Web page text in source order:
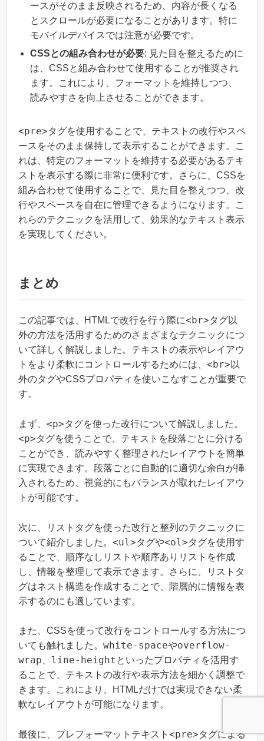
ースがそのまま反映されるため、内容が長くなる
とスクロールが必要になることがあります。特に
モバイルデバイスでは注意が必要です。
CSSとの組み合わせが必要: 見た目を整えるために
は、CSSと組み合わせて使用することが推奨され
ます。これにより、フォーマットを維持しつつ、
読みやすさを向上させることができます。
<pre>タグを使用することで、テキストの改行やスペ
ースをそのまま保持して表示することができます。こ
れは、特定のフォーマットを維持する必要があるテキ
ストを表示する際に非常に便利です。さらに、CSSを
組み合わせて使用することで、見た目を整えつつ、改
行やスペースを自在に管理できるようになります。こ
れらのテクニックを活用して、効果的なテキスト表示
を実現してください。
まとめ
この記事では、HTMLで改行を行う際に<br>タグ以
外の方法を活用するためのさまざまなテクニックにつ
いて詳しく解説しました。テキストの表示やレイアウ
トをより柔軟にコントロールするためには、 <br>以
外のタグやCSSプロパティを使いこなすことが重要で
す。
まず、 <p>タグを使った改行について解説しました。
<p>タグを使うことで、テキストを段落ごとに分ける
ことができ、読みやすく整理されたレイアウトを簡単
に実現できます。段落ごとに自動的に適切な余白が挿
入されるため、視覚的にもバランスが取れたレイアウ
トが可能です。
次に、リストタグを使った改行と整列のテクニックに
ついて紹介しました。 <ul>タグや<ol>タグを使用す
ることで、順序なしリストや順序ありリストを作成
し、情報を整理して表示できます。さらに、リストタ
グはネスト構造を作成することで、階層的に情報を表
示するのにも適しています。
また、CSSを使って改行をコントロールする方法につ
いても触れました。 white-spaceやoverflow-
wrap
line-height といったプロパティを活用す
ることで、テキストの改行や表示方法を細かく調整で
きます。これにより、HTMLだけでは実現できない柔
軟なレイアウトが可能になります。
最後に、プレフォーマットテキスト <pre>タグによる